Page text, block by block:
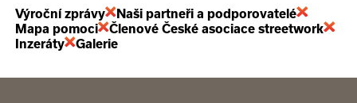
Výroční zprávy
Naši partneři a podporovatelé
Mapa pomoci
Členové České asociace streetwork
Inzeráty
Galerie